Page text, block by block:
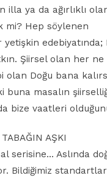
illa ya da ağırlıklı
mi? Hep söylenen
yetişkin
Şiirsel olan her ne
olan Doğu bana
buna masalın
bize vaatleri
AŞKI
serisine… Aslında
Bildiğimiz